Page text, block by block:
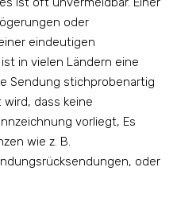
oder
eindeutigen
in vielen Ländern eine
Sendung stichprobenartig
dass keine
vorliegt, Es
wie z. B.
oder